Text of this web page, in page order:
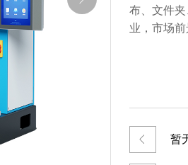
布、文件
业，市场
暂